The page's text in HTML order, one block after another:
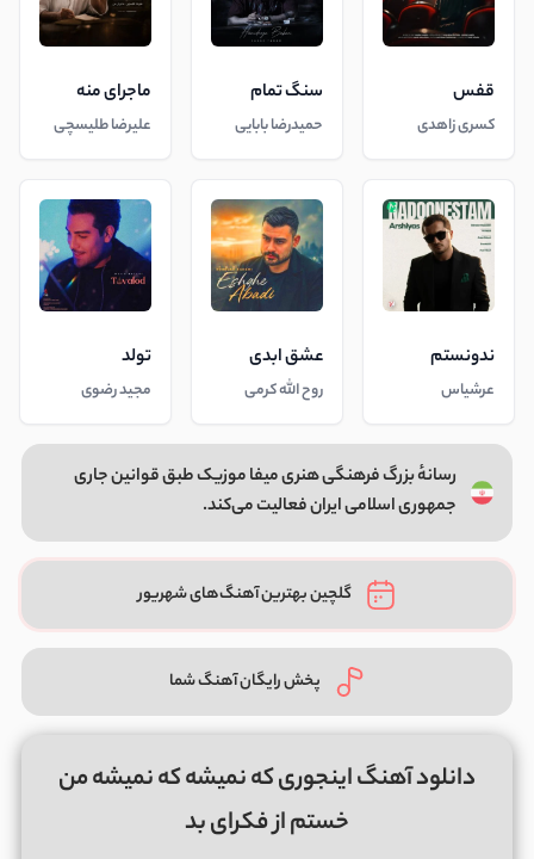
قفس
کسری زاهدی
سنگ تمام
حمیدرضا بابایی
ماجرای منه
علیرضا طلیسچی
ندونستم
عرشیاس
عشق ابدی
روح الله کرمی
تولد
مجید رضوی
رسانهٔ بزرگ فرهنگی هنری میفا موزیک طبق قوانین جاری
جمهوری اسلامی ایران فعالیت می‌کند.
گلچین بهترین آهنگ‌های شهریور
پخش رایگان آهنگ شما
دانلود آهنگ اینجوری که نمیشه که نمیشه من
خستم از فکرای بد